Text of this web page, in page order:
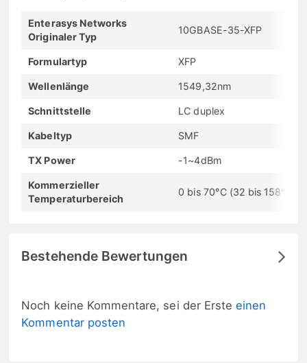
Enterasys Networks
Originaler Typ
10GBASE-35-XFP
Formulartyp XFP
Wellenlänge 1549,32nm
Schnittstelle LC duplex
Kabeltyp SMF
TX Power -1~4dBm
Kommerzieller
Temperaturbereich
0 bis 70°C (32 bis 158°F)
Bestehende Bewertungen
Noch keine Kommentare, sei der Ersteeinen
Kommentar posten